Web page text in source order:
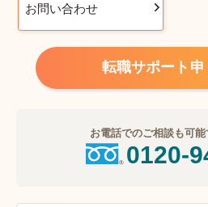
お問い合わせ
転職サポート
お電話でのご相談も可
0120-